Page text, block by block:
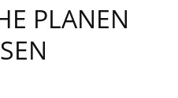
PLANEN